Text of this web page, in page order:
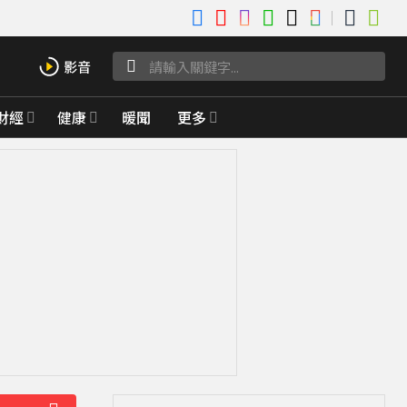
經 健康 暖聞 更多